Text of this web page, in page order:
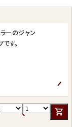
ーのジャン
す。